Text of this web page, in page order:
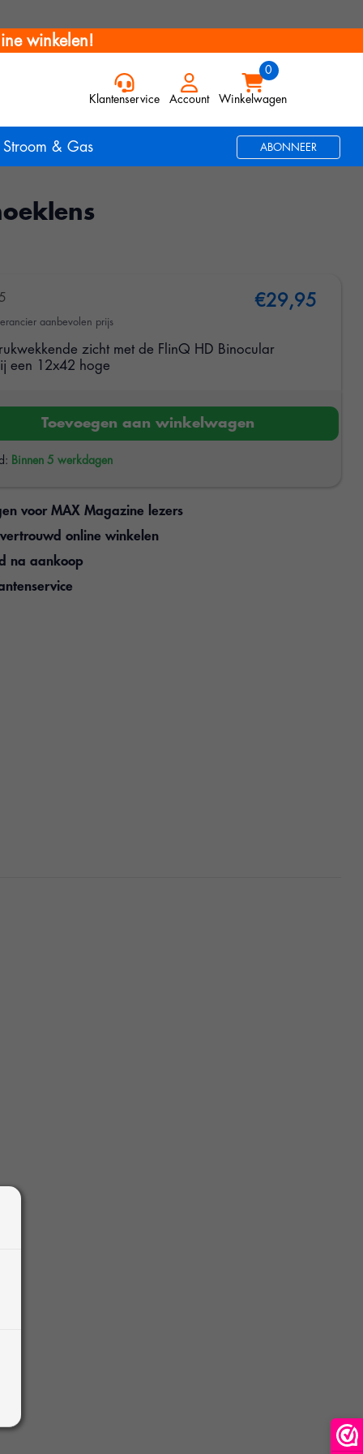
winkelen!
Klantenservice Account Winkelwagen
Stroom & Gas ABONNEER
aanbevolen prijs
€29,95
zicht met de FlinQ HD Binocular
een 12x42 hoge
Toevoegen aan winkelwagen
Binnen 5 werkdagen
voor MAX Magazine lezers
online winkelen
na aankoop